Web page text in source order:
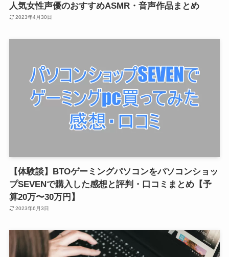
人気女性声優のおすすめASMR・音声作品まとめ
2023年4月30日
【体験談】BTOゲーミングパソコンをパソコンショッ
プSEVENで購入した感想と評判・口コミまとめ【予
算20万〜30万円】
2023年6月3日